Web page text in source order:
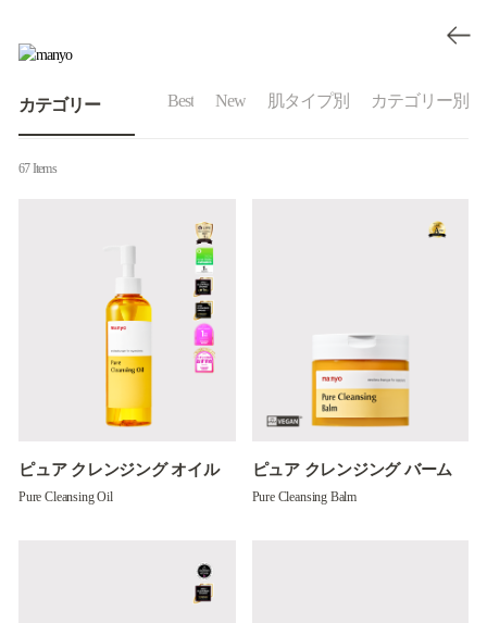
カテゴリー Best New 肌タイプ別 カテゴリー別
67 Items
ピュア クレンジング オイル
Pure Cleansing Oil
ピュア クレンジング バーム
Pure Cleansing Balm